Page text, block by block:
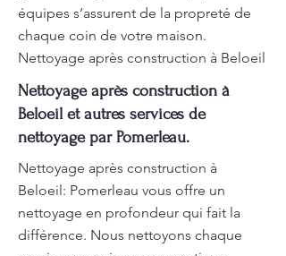
équipes s’assurent de la propreté de
chaque coin de votre maison.
Nettoyage après construction à Beloeil
Nettoyage après construction à
Beloeil et autres services de
nettoyage par Pomerleau.
Nettoyage après construction à
Beloeil: Pomerleau vous offre un
nettoyage en profondeur qui fait la
différence. Nous nettoyons chaque